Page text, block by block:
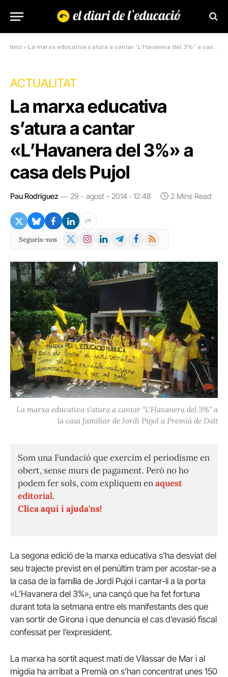
Inici » La marxa educativa s’atura a cantar “L’Havanera del 3%” a casa dels Pujol
ACTUALITAT
La marxa educativa
s’atura a cantar
«L’Havanera del 3%» a
casa dels Pujol
Pau Rodríguez 29 - agost - 2014 · 12:48 2 Mins Read
Segueix-nos
X
Instagram
LinkedInTelegramFacebook
RSS
La marxa educativa s'atura a cantar "L'Havanera del 3%" a
la casa familiar de Jordi Pujol a Premià de Dalt
Som una Fundació que exercim el periodisme en
obert, sense murs de pagament. Però no ho
podem fer sols, com expliquem enaquest
editorial.
Clica aquí i ajuda'ns!
La segona edició de la marxa educativa s’ha desviat del
seu trajecte previst en el penúltim tram per acostar-se a
la casa de la família de Jordi Pujol i cantar-li a la porta
«L’Havanera del 3%», una cançó que ha fet fortuna
durant tota la setmana entre els manifestants des que
van sortir de Girona i que denuncia el cas d’evasió fiscal
confessat per l’expresident.
La marxa ha sortit aquest matí de Vilassar de Mar i al
migdia ha arribat a Premià on s’han concentrat unes 150